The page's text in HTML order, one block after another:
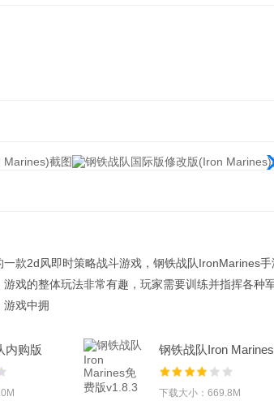
款2d风即时策略战斗游戏，钢铁战队IronMarines手
戏的整体玩法非常有趣，玩家需要训练并指挥各种
游戏中拥
内购版
钢铁战队Iron
费版v1.8.3
下载大小：669.8M